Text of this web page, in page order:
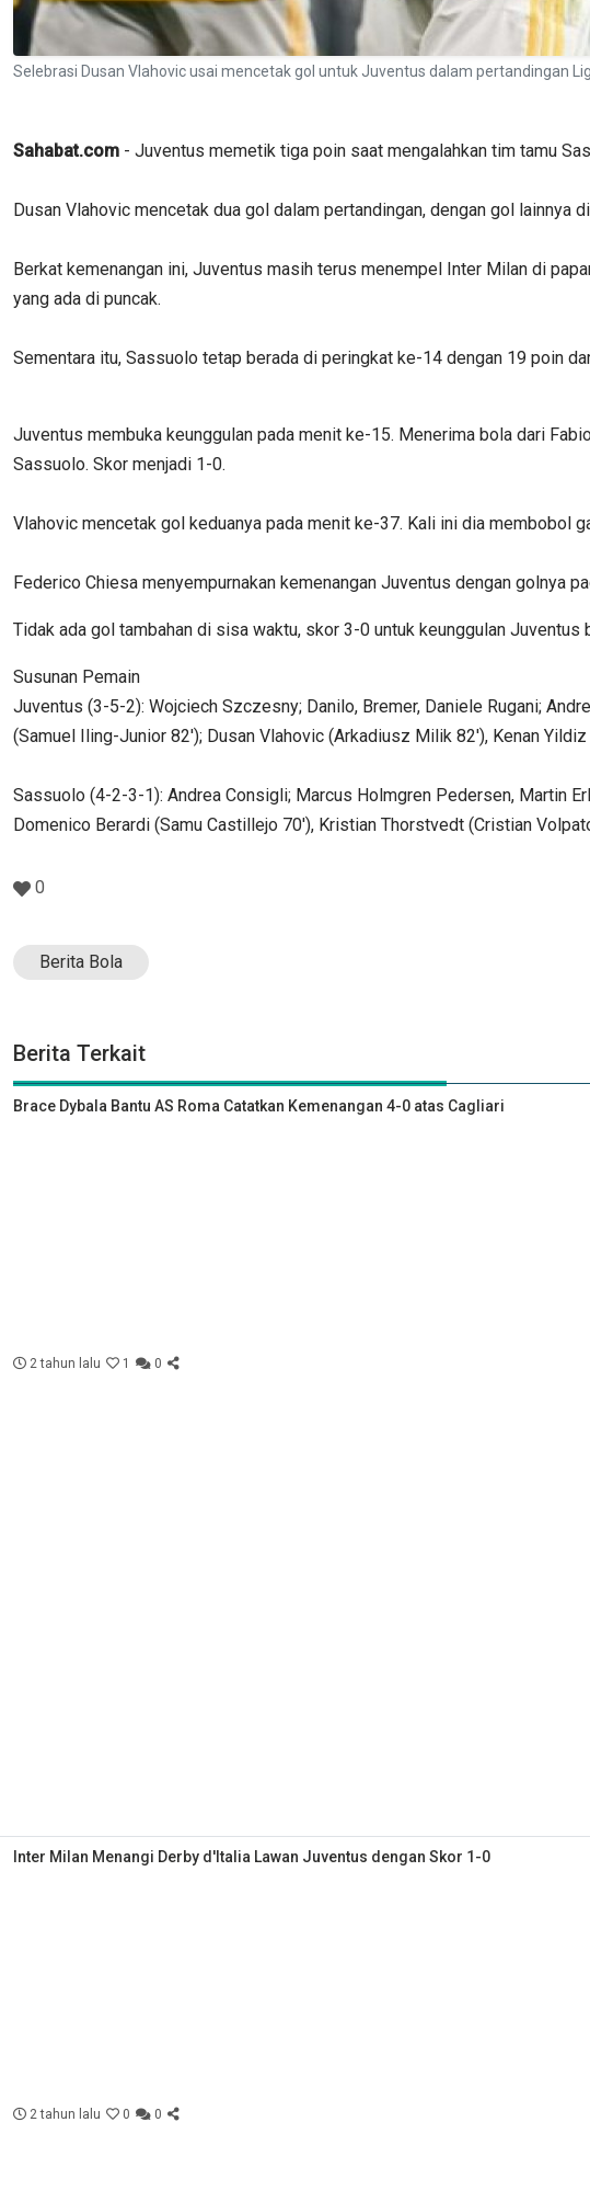
Selebrasi Dusan Vlahovic usai mencetak gol untuk Juventus dalam pertandingan
Sahabat.com - Juventus memetik tiga poin saat mengalahkan tim tamu
Dusan Vlahovic mencetak dua gol dalam pertandingan, dengan gol lainnya
Berkat kemenangan ini, Juventus masih terus menempel Inter Milan di
yang ada di puncak.
Sementara itu, Sassuolo tetap berada di peringkat ke-14 dengan 19 poin
Juventus membuka keunggulan pada menit ke-15. Menerima bola dari
Sassuolo. Skor menjadi 1-0.
Vlahovic mencetak gol keduanya pada menit ke-37. Kali ini dia membobol
Federico Chiesa menyempurnakan kemenangan Juventus dengan golnya
Tidak ada gol tambahan di sisa waktu, skor 3-0 untuk keunggulan Juventus
Susunan Pemain
Juventus (3-5-2): Wojciech Szczesny; Danilo, Bremer, Daniele Rugani;
(Samuel Iling-Junior 82'); Dusan Vlahovic (Arkadiusz Milik 82'), Kenan
Sassuolo (4-2-3-1): Andrea Consigli; Marcus Holmgren Pedersen, Martin
Domenico Berardi (Samu Castillejo 70'), Kristian Thorstvedt (Cristian
0
Berita Bola
Berita Terkait
Brace Dybala Bantu AS Roma Catatkan Kemenangan 4-0 atas Cagliari
2 tahun lalu 1 0
Inter Milan Menangi Derby d'Italia Lawan Juventus dengan Skor 1-0
2 tahun lalu 0 0